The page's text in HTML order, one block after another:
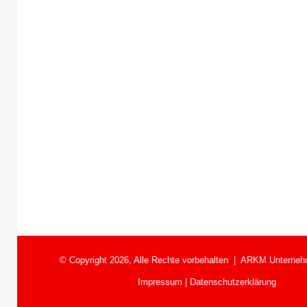
© Copyright 2026, Alle Rechte vorbehalten | ARKM
Impressum | Datenschutzerklärung